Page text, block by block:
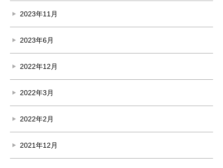
2023年11月
2023年6月
2022年12月
2022年3月
2022年2月
2021年12月